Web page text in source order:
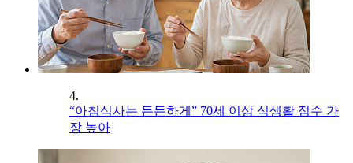
4.
“아침식사는 든든하게” 70세 이상 식생활 점수 가
장 높아